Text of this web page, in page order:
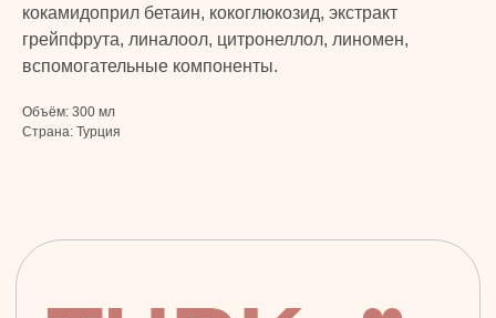
кокамидоприл бетаин, кокоглюкозид, экстракт
грейпфрута, линалоол, цитронеллол, линомен,
вспомогательные компоненты.
Объём: 300 мл
Страна: Турция
Публичная оферта
г. Москва, ул. Золотая, 11, Бизнес-центр
Заявка на звонок